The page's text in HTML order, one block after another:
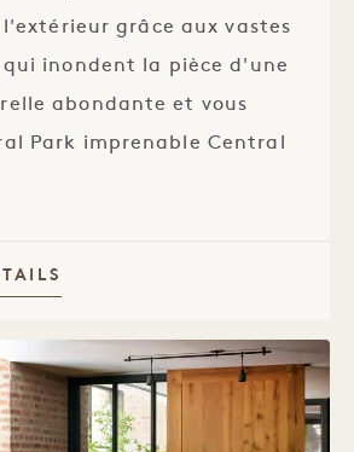
grâce aux vastes
qui inondent la pièce d'une
abondante et vous
Park imprenable Central